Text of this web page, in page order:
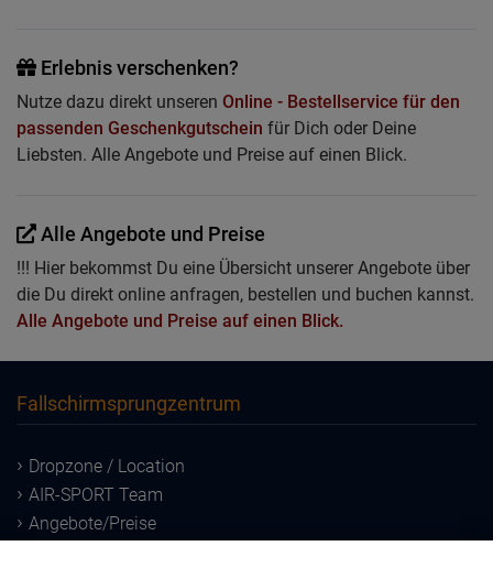
Erlebnis verschenken?
Nutze dazu direkt unseren Online - Bestellservice für den
passenden Geschenkgutschein für Dich oder Deine
Liebsten. Alle Angebote und Preise auf einen Blick.
Alle Angebote und Preise
!!! Hier bekommst Du eine Übersicht unserer Angebote über
die Du direkt online anfragen, bestellen und buchen kannst.
Alle Angebote und Preise auf einen Blick.
Fallschirmsprungzentrum
Dropzone / Location
AIR-SPORT Team
Angebote/Preise